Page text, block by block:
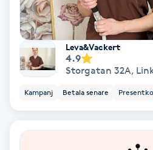
Senioryoga
Shiatsu
Singelfransar
Leva&Vackert
4.9
Storgatan 32A,
Kampanj Betala senare